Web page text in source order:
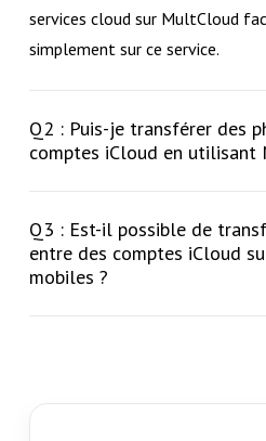
services cloud sur MultCloud
simplement sur ce service.
Q2 : Puis-je transférer des
comptes iCloud en utilisant
Q3 : Est-il possible de
entre des comptes iCloud
mobiles ?